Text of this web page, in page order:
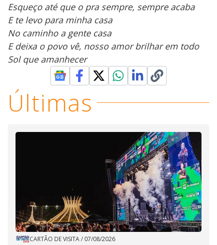
Esqueço até que o pra sempre, sempre acaba
E te levo para minha casa
No caminho a gente casa
E deixa o povo vê, nosso amor brilhar em todo
Sol que amanhecer
Últimas
CARTÃO DE VISITA/ 07/08/2026